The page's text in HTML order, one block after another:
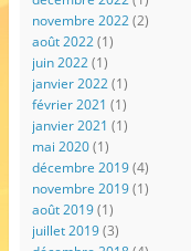
novembre 2022(2)
août 2022(1)
juin 2022(1)
janvier 2022(1)
février 2021 (1)
janvier 2021 (1)
mai 2020(1)
décembre 2019(4)
novembre 2019(1)
août 2019(1)
juillet 2019(3)